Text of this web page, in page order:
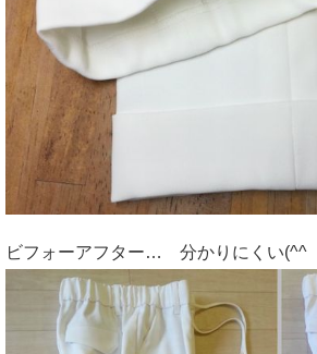
ビフォーアフター… 分かりにくい(^^ゞ